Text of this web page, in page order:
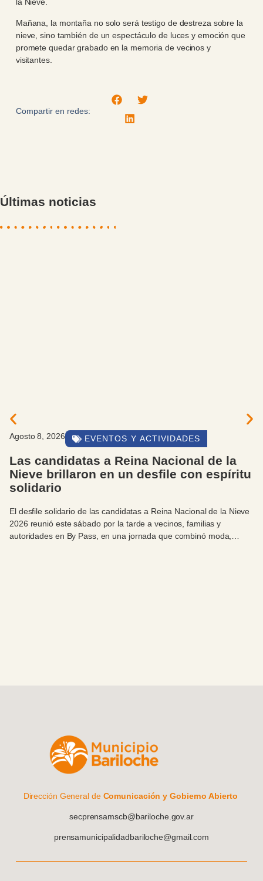
la Nieve.
Mañana, la montaña no solo será testigo de destreza sobre la
nieve, sino también de un espectáculo de luces y emoción que
promete quedar grabado en la memoria de vecinos y
visitantes.
Compartir en redes:
Últimas noticias
Agosto 8, 2026 EVENTOS Y ACTIVIDADES
Las candidatas a Reina Nacional de la
Nieve brillaron en un desfile con espíritu
solidario
El desfile solidario de las candidatas a Reina Nacional de la Nieve
2026 reunió este sábado por la tarde a vecinos, familias y
autoridades en By Pass, en una jornada que combinó moda,
Dirección General de Comunicación y Gobierno Abierto
secprensamscb@bariloche.gov.ar
prensamunicipalidadbariloche@gmail.com